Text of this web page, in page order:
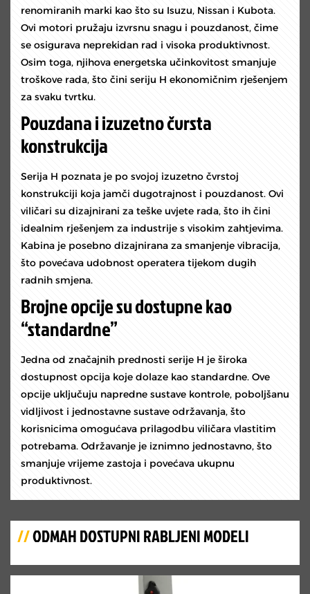
renomiranih marki kao što su Isuzu, Nissan i Kubota.
Ovi motori pružaju izvrsnu snagu i pouzdanost, čime
se osigurava neprekidan rad i visoka produktivnost.
Osim toga, njihova energetska učinkovitost smanjuje
troškove rada, što čini seriju H ekonomičnim rješenjem
za svaku tvrtku.
Pouzdana i izuzetno čvrsta
konstrukcija
Serija H poznata je po svojoj izuzetno čvrstoj
konstrukciji koja jamči dugotrajnost i pouzdanost. Ovi
viličari su dizajnirani za teške uvjete rada, što ih čini
idealnim rješenjem za industrije s visokim zahtjevima.
Kabina je posebno dizajnirana za smanjenje vibracija,
što povećava udobnost operatera tijekom dugih
radnih smjena.
Brojne opcije su dostupne kao
“standardne”
Jedna od značajnih prednosti serije H je široka
dostupnost opcija koje dolaze kao standardne. Ove
opcije uključuju napredne sustave kontrole, poboljšanu
vidljivost i jednostavne sustave održavanja, što
korisnicima omogućava prilagodbu viličara vlastitim
potrebama. Održavanje je iznimno jednostavno, što
smanjuje vrijeme zastoja i povećava ukupnu
produktivnost.
//ODMAH DOSTUPNI RABLJENI MODELI